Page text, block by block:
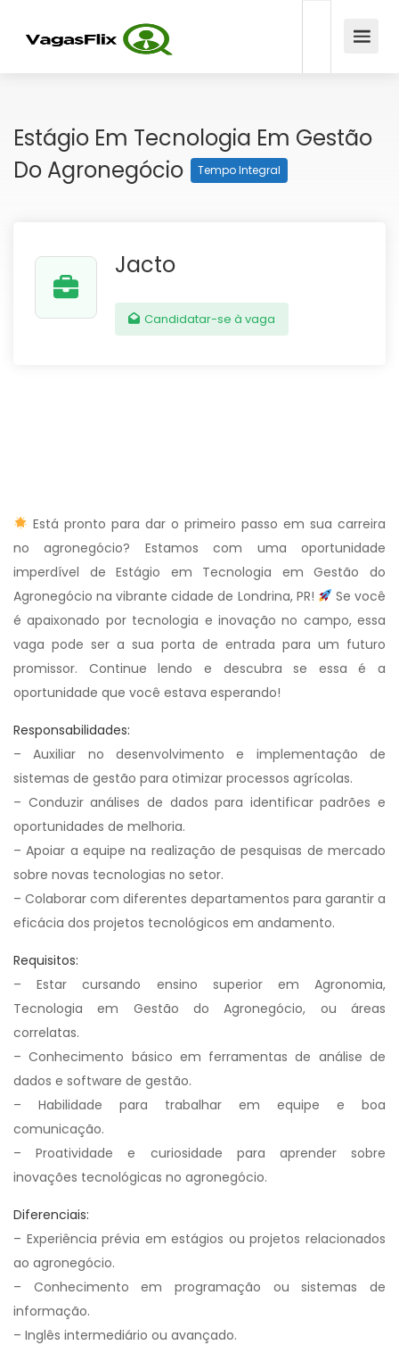
Estágio Em Tecnologia Em Gestão
Do Agronegócio
Tempo Integral
Jacto
Candidatar-se à vaga
Está pronto para dar o primeiro passo em sua carreira
no agronegócio? Estamos com uma oportunidade
imperdível de Estágio em Tecnologia em Gestão do
Agronegócio na vibrante cidade de Londrina, PR!
Se você
é apaixonado por tecnologia e inovação no campo, essa
vaga pode ser a sua porta de entrada para um futuro
promissor. Continue lendo e descubra se essa é a
oportunidade que você estava esperando!
Responsabilidades:
– Auxiliar no desenvolvimento e implementação de
sistemas de gestão para otimizar processos agrícolas.
– Conduzir análises de dados para identificar padrões e
oportunidades de melhoria.
– Apoiar a equipe na realização de pesquisas de mercado
sobre novas tecnologias no setor.
– Colaborar com diferentes departamentos para garantir a
eficácia dos projetos tecnológicos em andamento.
Requisitos:
– Estar cursando ensino superior em Agronomia,
Tecnologia em Gestão do Agronegócio, ou áreas
correlatas.
– Conhecimento básico em ferramentas de análise de
dados e software de gestão.
– Habilidade para trabalhar em equipe e boa
comunicação.
– Proatividade e curiosidade para aprender sobre
inovações tecnológicas no agronegócio.
Diferenciais:
– Experiência prévia em estágios ou projetos relacionados
ao agronegócio.
– Conhecimento em programação ou sistemas de
informação.
– Inglês intermediário ou avançado.